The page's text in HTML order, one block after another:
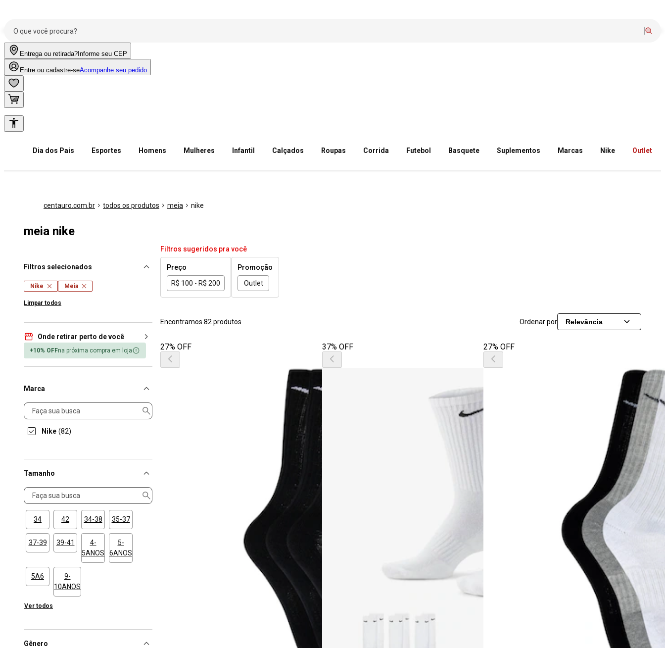
Entrega ou retirada? Informe seu CEP
Entre ou cadastre-seAcompanhe seu pedido
Dia dos Pais Esportes Homens Mulheres Infantil Calçados Roupas Corrida Futebol Basquete Suplementos Marcas Nike Outlet
centauro.com.br todos os produtos meia nike
meia nike
Filtros selecionados
Nike Meia
Limpar todos
Onde retirar perto de você
+10% OFFna próxima compra em loja
Marca
Marca
Nike (82)
Tamanho
Tamanho
34 42 34-38 35-37
37-39 39-41
4-
5ANOS
5-
6ANOS
5A6
9-
10ANOS
Ver todos
Gênero
Filtros sugeridos pra você
Preço
R$ 100 - R$ 200
Promoção
Outlet
Encontramos 82 produtos Ordenar por Relevância
27% OFF 37% OFF 27% OFF